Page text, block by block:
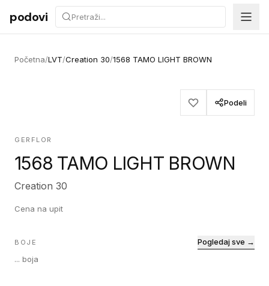
Preskoči na sadržaj
podovi
Početna/LVT/Creation 30/1568 TAMO LIGHT BROWN
Podeli
GERFLOR
1568 TAMO LIGHT BROWN
Creation 30
Cena na upit
BOJE
... boja
Pogledaj sve →